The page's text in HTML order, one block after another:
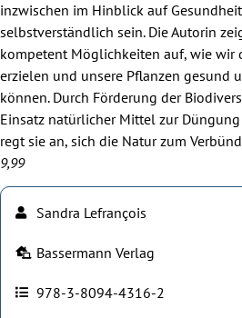
inzwischen im Hinblick auf
selbstverständlich sein. Die Autorin
kompetent Möglichkeiten auf, wie wir
erzielen und unsere Pflanzen gesund
können. Durch Förderung der
Einsatz natürlicher Mittel zur
regt sie an, sich die Natur zum
9,99
Sandra Lefrançois
Bassermann Verlag
978-3-8094-4316-2